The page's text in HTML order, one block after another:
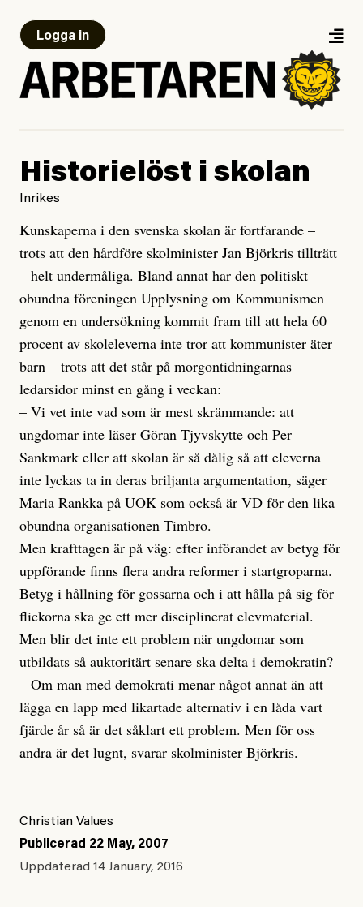
Logga in
Historielöst i skolan
Inrikes
Kunskaperna i den svenska skolan är fortfarande –
trots att den hårdföre skolminister Jan Björkris tillträtt
– helt undermåliga. Bland annat har den politiskt
obundna föreningen Upplysning om Kommunismen
genom en undersökning kommit fram till att hela 60
procent av skoleleverna inte tror att kommunister äter
barn – trots att det står på morgontidningarnas
ledarsidor minst en gång i veckan:
– Vi vet inte vad som är mest skrämmande: att
ungdomar inte läser Göran Tjyvskytte och Per
Sankmark eller att skolan är så dålig så att eleverna
inte lyckas ta in deras briljanta argumentation, säger
Maria Rankka på UOK som också är VD för den lika
obundna organisationen Timbro.
Men krafttagen är på väg: efter införandet av betyg för
uppförande finns flera andra reformer i startgroparna.
Betyg i hållning för gossarna och i att hålla på sig för
flickorna ska ge ett mer disciplinerat elevmaterial.
Men blir det inte ett problem när ungdomar som
utbildats så auktoritärt senare ska delta i demokratin?
– Om man med demokrati menar något annat än att
lägga en lapp med likartade alternativ i en låda vart
fjärde år så är det såklart ett problem. Men för oss
andra är det lugnt, svarar skolminister Björkris.
Christian Values
Publicerad 22 May, 2007
Uppdaterad 14 January, 2016